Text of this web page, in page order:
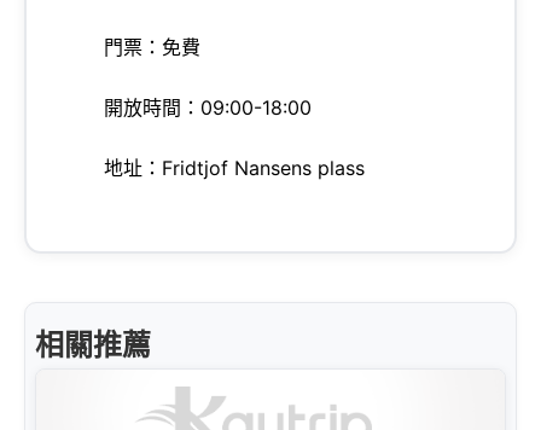
門票：免費
開放時間：09:00-18:00
地址：Fridtjof Nansens plass
相關推薦